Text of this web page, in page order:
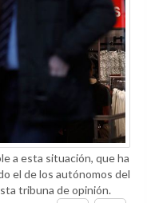
a esta situación, que ha
el de los autónomos del
tribuna de opinión.